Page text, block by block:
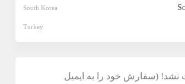
(سفارش خود را به ایمیل